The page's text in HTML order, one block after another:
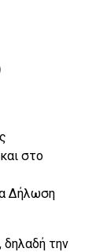
στο
Δήλωση
την